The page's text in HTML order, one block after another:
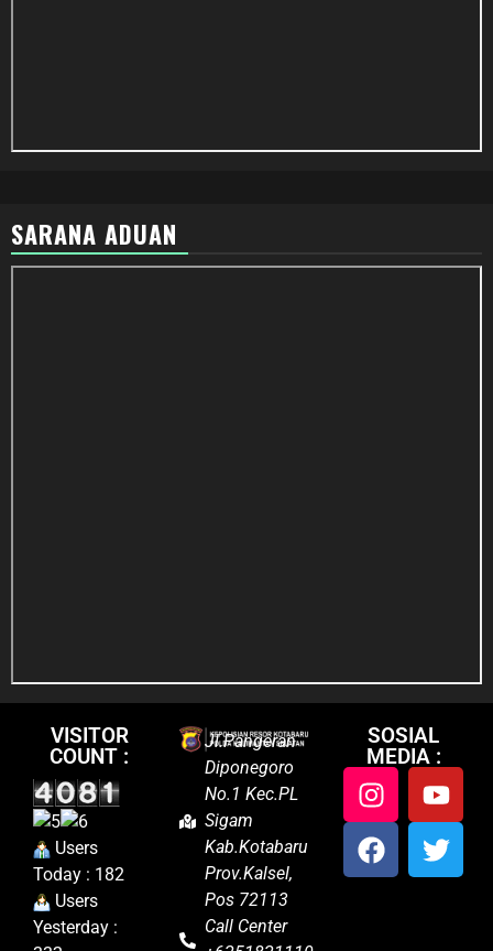
SARANA ADUAN
VISITOR
COUNT :
Users
Today : 182
Users
Yesterday :
Jl.Pangeran
Diponegoro
No.1 Kec.PL
Sigam
Kab.Kotabaru
Prov.Kalsel,
Pos 72113
Call Center
SOSIAL
MEDIA :